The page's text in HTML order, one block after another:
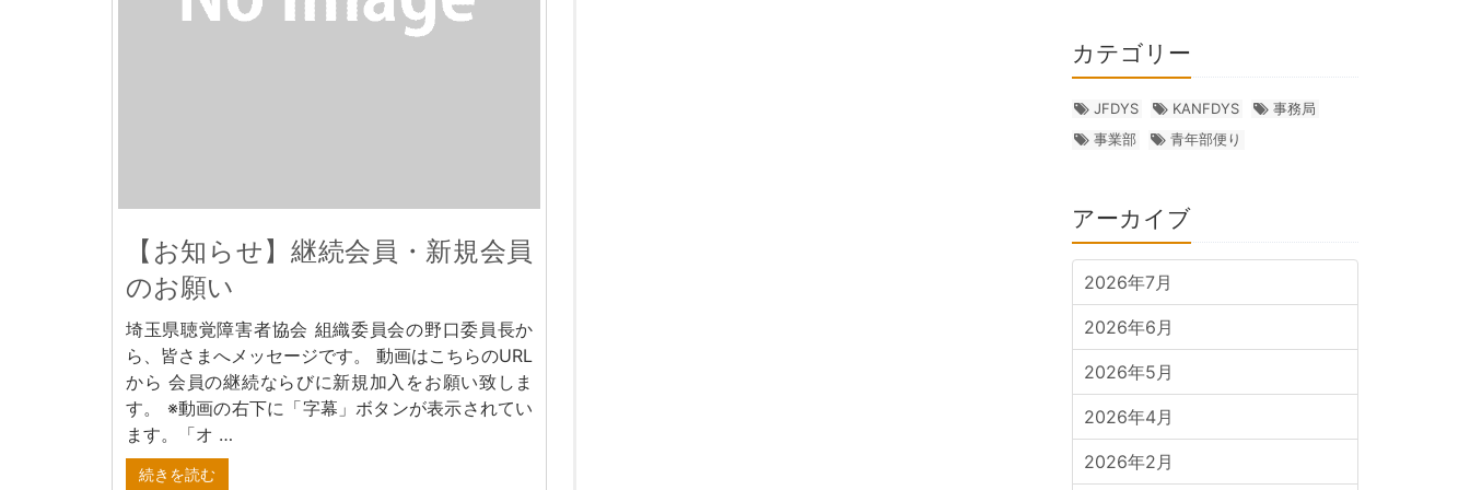
【お知らせ】継続会員・新規会員
のお願い
埼玉県聴覚障害者協会 組織委員会の野口委員長か
ら、皆さまへメッセージです。 動画はこちらのURL
から 会員の継続ならびに新規加入をお願い致しま
す。 ※動画の右下に「字幕」ボタンが表示されてい
ます。「オ …
続きを読む
カテゴリー
JFDYS KANFDYS
事務局
事業部
青年部便り
アーカイブ
2026年7月
2026年6月
2026年5月
2026年4月
2026年2月